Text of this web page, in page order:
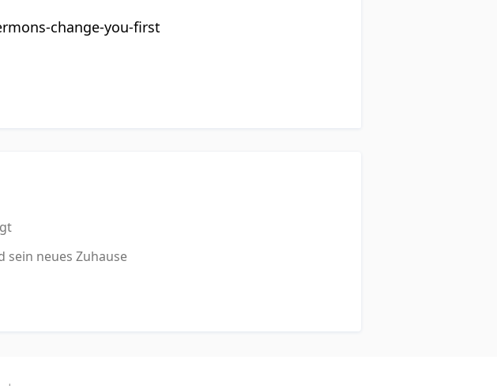
change-you-first
sein neues Zuhause